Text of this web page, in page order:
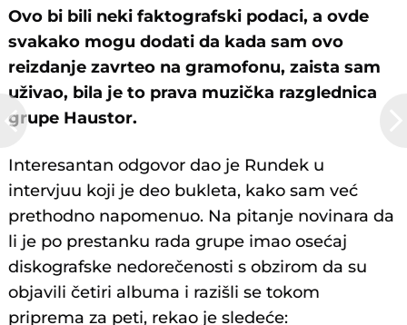
Ovo bi bili neki faktografski podaci, a ovde
svakako mogu dodati da kada sam ovo
reizdanje zavrteo na gramofonu, zaista sam
uživao, bila je to prava muzička razglednica
grupe Haustor.
Interesantan odgovor dao je Rundek u
intervjuu koji je deo bukleta, kako sam već
prethodno napomenuo. Na pitanje novinara da
li je po prestanku rada grupe imao osećaj
diskografske nedorečenosti s obzirom da su
objavili četiri albuma i razišli se tokom
priprema za peti, rekao je sledeće: